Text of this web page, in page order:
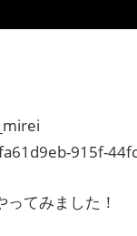
915f-
てみました！